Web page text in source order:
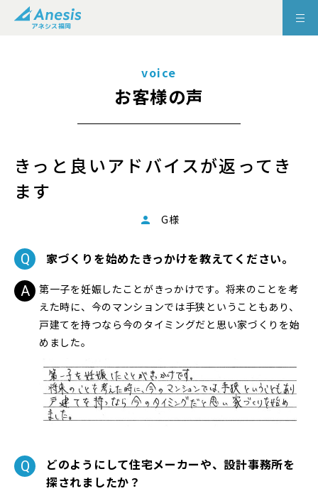
voice
お客様の声
きっと良いアドバイスが返ってき
ます
G様
家づくりを始めたきっかけを教えてください。
第一子を妊娠したことがきっかけです。将来のことを考
えた時に、今のマンションでは手狭ということもあり、
戸建てを持つなら今のタイミングだと思い家づくりを始
めました。
どのようにして住宅メーカーや、設計事務所を
探されましたか？